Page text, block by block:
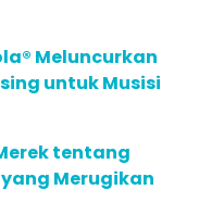
Meluncurkan
untuk Musisi
tentang
Merugikan